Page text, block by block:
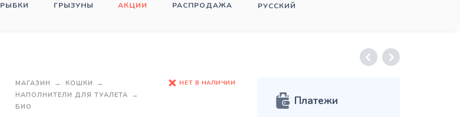
РЫБКИ ГРЫЗУНЫ АКЦИИ РАСПРОДАЖА РУССКИЙ
МАГАЗИН
КОШКИ
НАПОЛНИТЕЛИ ДЛЯ ТУАЛЕТА
БИО
НЕТ В НАЛИЧИИ
Платежи